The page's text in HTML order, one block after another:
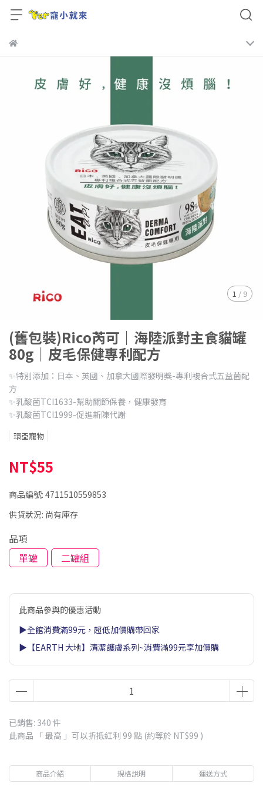
1 / 9
(舊包裝)Rico芮可｜海陸派對主食貓罐
80g｜皮毛保健專利配方
✨特別添加：日本、英國、加拿大國際發明獎-專利複合式五益菌配
方
✨乳酸菌TCI1633-幫助關節保養，健康發育
✨乳酸菌TCI1999-促進新陳代謝
環亞寵物
NT$55
商品編號: 4711510559853
供貨狀況: 尚有庫存
品項
單罐
二罐組
此商品參與的優惠活動
▶全館消費滿99元，超低加價購帶回家
▶【EARTH 大地】清潔護膚系列~消費滿99元享加價購
已銷售: 340 件
此商品 「 最高 」可以折抵紅利 99 點 (約等於 NT$99 )
商品介紹 規格說明 運送方式